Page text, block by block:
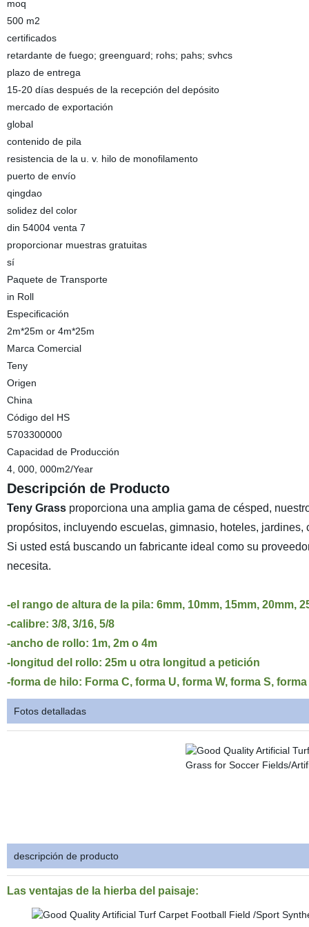
moq
500 m2
certificados
retardante de fuego; greenguard; rohs; pahs; svhcs
plazo de entrega
15-20 días después de la recepción del depósito
mercado de exportación
global
contenido de pila
resistencia de la u. v. hilo de monofilamento
puerto de envío
qingdao
solidez del color
din 54004 venta 7
proporcionar muestras gratuitas
sí
Paquete de Transporte
in Roll
Especificación
2m*25m or 4m*25m
Marca Comercial
Teny
Origen
China
Código del HS
5703300000
Capacidad de Producción
4, 000, 000m2/Year
Descripción de Producto
Teny Grassproporciona una amplia gama de césped,
propósitos, incluyendo escuelas, gimnasio, hoteles, jardines,
Si usted está buscando un fabricante ideal como su
necesita.
-el rango de altura de la pila: 6mm, 10mm, 15mm, 20mm,
-calibre: 3/8, 3/16, 5/8
-ancho de rollo: 1m, 2m o 4m
-longitud del rollo: 25m u otra longitud a petición
-forma de hilo: Forma C, forma U, forma W, forma S,
Fotos detalladas
descripción de producto
Las ventajas de la hierba del paisaje: